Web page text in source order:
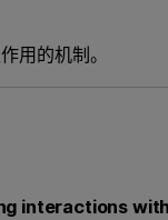
用的机制。
interactions